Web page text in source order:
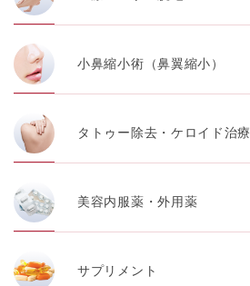
小鼻縮小術（鼻翼縮小）
タトゥー除去・ケロイド治療
美容内服薬・外用薬
サプリメント